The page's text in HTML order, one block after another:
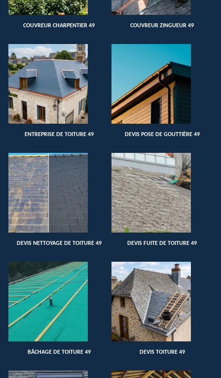
COUVREUR CHARPENTIER 49 COUVREUR ZINGUEUR 49
ENTREPRISE DE TOITURE 49 DEVIS POSE DE GOUTTIÈRE 49
DEVIS NETTOYAGE DE TOITURE 49 DEVIS FUITE DE TOITURE 49
BÂCHAGE DE TOITURE 49 DEVIS TOITURE 49